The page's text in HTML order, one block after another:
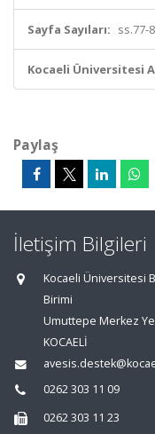
Sayfa Sayıları: ss.77-
Kocaeli Üniversitesi
Paylaş
İletişim Bilgileri
Kocaeli Üniversitesi
Birimi
Umuttepe Merkez
KOCAELİ
0262 303 11 09
0262 303 11 23